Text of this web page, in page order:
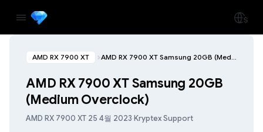
AMD RX 7900 XT AMD RX 7900 XT Samsung 20GB (Medium Overclock)
AMD RX 7900 XT Samsung 20GB
(Medium Overclock)
AMD RX 7900 XT·25 4월 2023·Kryptex Support